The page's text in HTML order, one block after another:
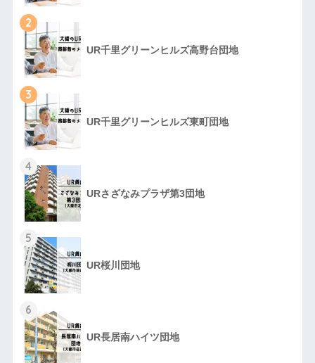
2
UR千里グリーンヒルズ高野台団地
3
UR千里グリーンヒルズ東町団地
4
URさざなみプラザ第3団地
5
UR桜川団地
6
UR長居南ハイツ団地